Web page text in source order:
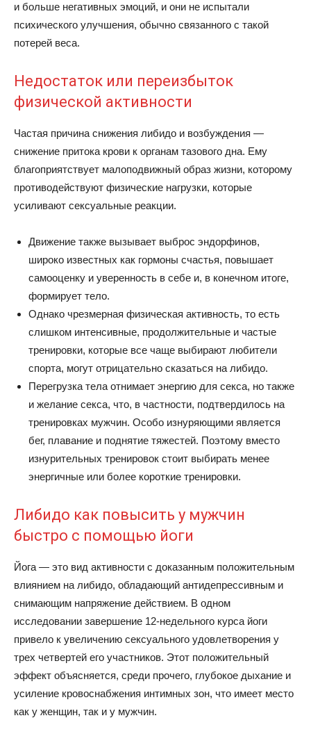
и больше негативных эмоций, и они не испытали
психического улучшения, обычно связанного с такой
потерей веса.
Недостаток или переизбыток
физической активности
Частая причина снижения либидо и возбуждения —
снижение притока крови к органам тазового дна. Ему
благоприятствует малоподвижный образ жизни, которому
противодействуют физические нагрузки, которые
усиливают сексуальные реакции.
Движение также вызывает выброс эндорфинов,
широко известных как гормоны счастья, повышает
самооценку и уверенность в себе и, в конечном итоге,
формирует тело.
Однако чрезмерная физическая активность, то есть
слишком интенсивные, продолжительные и частые
тренировки, которые все чаще выбирают любители
спорта, могут отрицательно сказаться на либидо.
Перегрузка тела отнимает энергию для секса, но также
и желание секса, что, в частности, подтвердилось на
тренировках мужчин. Особо изнуряющими является
бег, плавание и поднятие тяжестей. Поэтому вместо
изнурительных тренировок стоит выбирать менее
энергичные или более короткие тренировки.
Либидо как повысить у мужчин
быстро с помощью йоги
Йога — это вид активности с доказанным положительным
влиянием на либидо, обладающий антидепрессивным и
снимающим напряжение действием. В одном
исследовании завершение 12-недельного курса йоги
привело к увеличению сексуального удовлетворения у
трех четвертей его участников. Этот положительный
эффект объясняется, среди прочего, глубокое дыхание и
усиление кровоснабжения интимных зон, что имеет место
как у женщин, так и у мужчин.